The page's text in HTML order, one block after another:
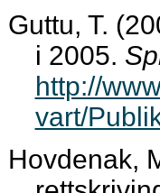
Guttu, T.
i 2005.
http://
vart/
Hovdenak,